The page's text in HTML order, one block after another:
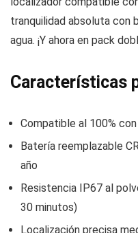
tranquilidad absoluta con
agua. ¡Y ahora en pack
Características
Compatible al 100%
Batería reemplazable
año
Resistencia IP67 al
30 minutos)
Localización precisa